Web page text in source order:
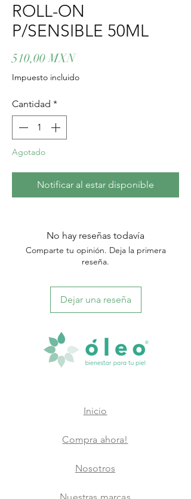
ROLL-ON
P/SENSIBLE 50ML
510,00 MXNPrecio
Impuesto incluido
Cantidad *
Agotado
Notificar al estar disponible
No hay reseñas todavía
Comparte tu opinión. Deja la primera
reseña.
Dejar una reseña
Inicio
Compra ahora!
Nosotros